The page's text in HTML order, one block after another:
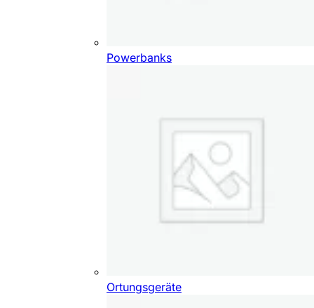
Powerbanks
Ortungsgeräte